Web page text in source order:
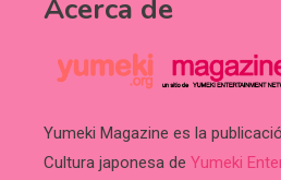
Acerca de
Yumeki Magazine es la
Cultura japonesa de Yumeki